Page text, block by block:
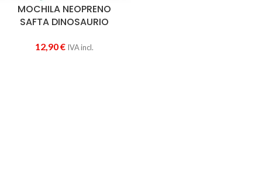
MOCHILA NEOPRENO
SAFTA DINOSAURIO
12,90€ IVA incl.